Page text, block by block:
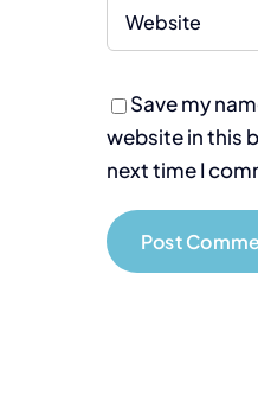
Save my
website in this
next time I